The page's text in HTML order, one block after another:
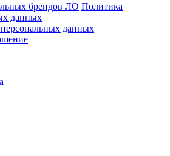
брендов ЛО Политика
данных
данных